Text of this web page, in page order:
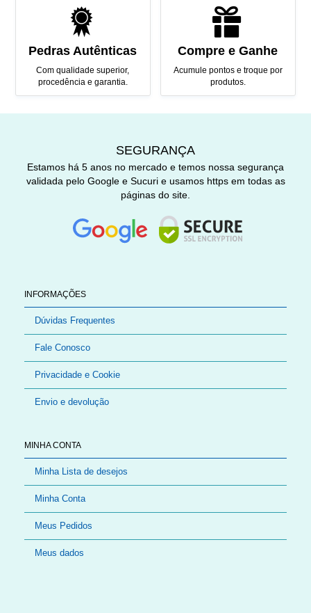
Pedras Autênticas
Com qualidade superior,
procedência e garantia.
Compre e Ganhe
Acumule pontos e troque por
produtos.
INFORMAÇÕES
Dúvidas Frequentes
Fale Conosco
Privacidade e Cookie
Envio e devolução
MINHA CONTA
Minha Lista de desejos
Minha Conta
Meus Pedidos
Meus dados
SEGURANÇA
Estamos há 5 anos no mercado e temos nossa segurança
validada pelo Google e Sucuri e usamos https em todas as
páginas do site.